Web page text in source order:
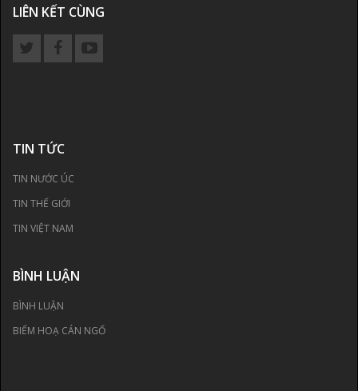
LIÊN KẾT CÙNG
TIN TỨC
TIN NƯỚC ÚC
TIN THẾ GIỚI
TIN VIỆT NAM
BÌNH LUẬN
BÌNH LUẬN
BIẾM HOẠ CÁN NGỐ